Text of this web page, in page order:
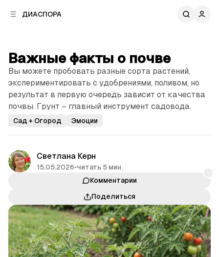
ДИАСПОРА
Важные факты о почве
Вы можете пробовать разные сорта растений,
экспериментировать с удобрениями, поливом, но
результат в первую очередь зависит от качества
почвы. Грунт – главный инструмент садовода.
Сад + Огород Эмоции
Светлана Керн
15.05.2026•читать 5 мин.
Комментарии
Поделиться